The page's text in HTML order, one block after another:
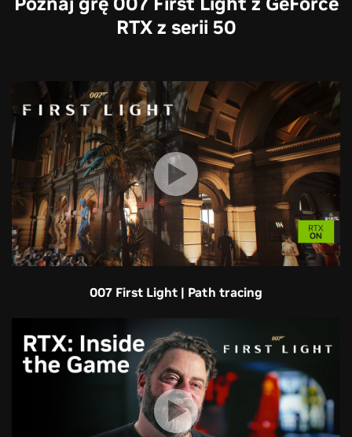
RTX z serii 50
007 First Light | Path tracing